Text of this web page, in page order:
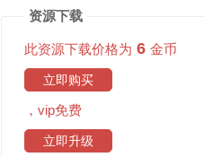
资源下载
此资源下载价格为 6 金币
立即购买
，vip免费
立即升级